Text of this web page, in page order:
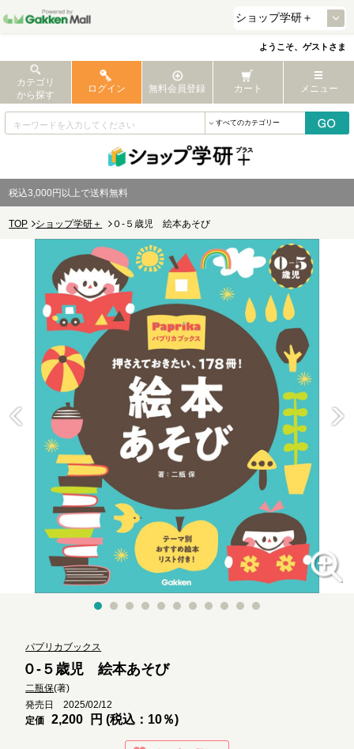
ようこそ、ゲストさま
カテゴリ
から探す
ログイン 無料会員登録 カート メニュー
税込3,000円以上で送料無料
TOP ショップ学研＋ ０-５歳児 絵本あそび
パプリカブックス
０-５歳児 絵本あそび
二瓶保(著)
発売日 2025/02/12
定価
2,200 円 (税込：10％)